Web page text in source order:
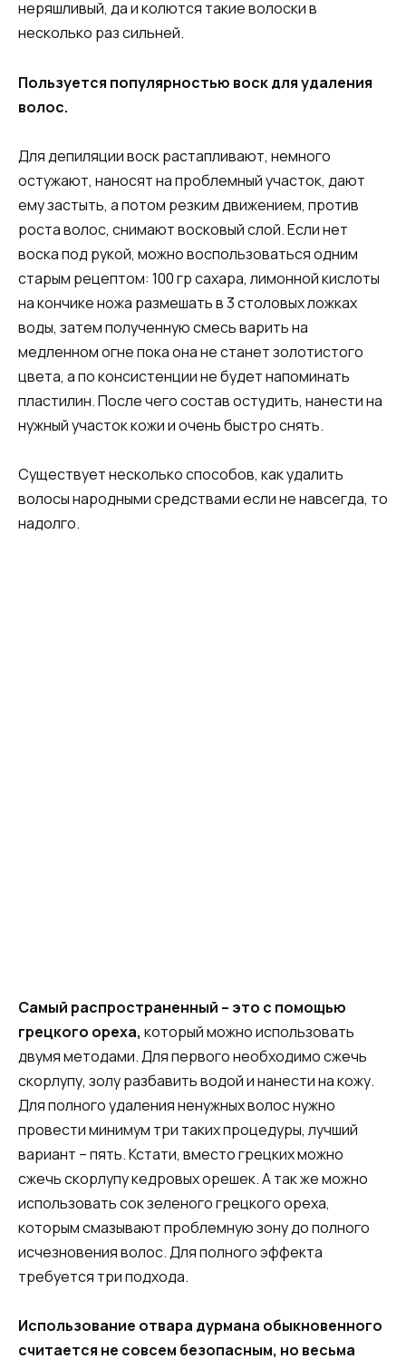
неряшливый, да и колются такие волоски в
несколько раз сильней.
Пользуется популярностью воск для удаления
волос.
Для депиляции воск растапливают, немного
остужают, наносят на проблемный участок, дают
ему застыть, а потом резким движением, против
роста волос, снимают восковый слой. Если нет
воска под рукой, можно воспользоваться одним
старым рецептом: 100 гр сахара, лимонной кислоты
на кончике ножа размешать в 3 столовых ложках
воды, затем полученную смесь варить на
медленном огне пока она не станет золотистого
цвета, а по консистенции не будет напоминать
пластилин. После чего состав остудить, нанести на
нужный участок кожи и очень быстро снять.
Существует несколько способов, как удалить
волосы народными средствами если не навсегда, то
надолго.
Самый распространенный – это с помощью
грецкого ореха, который можно использовать
двумя методами. Для первого необходимо сжечь
скорлупу, золу разбавить водой и нанести на кожу.
Для полного удаления ненужных волос нужно
провести минимум три таких процедуры, лучший
вариант – пять. Кстати, вместо грецких можно
сжечь скорлупу кедровых орешек. А так же можно
использовать сок зеленого грецкого ореха,
которым смазывают проблемную зону до полного
исчезновения волос. Для полного эффекта
требуется три подхода.
Использование отвара дурмана обыкновенного
считается не совсем безопасным, но весьма